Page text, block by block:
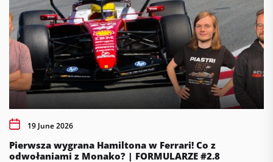
19 June 2026
Pierwsza wygrana Hamiltona w Ferrari! Co z
odwołaniami z Monako? | FORMULARZE #2.8